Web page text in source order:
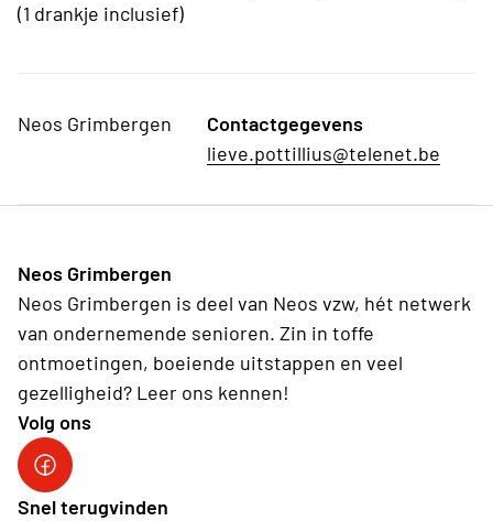
(1 drankje inclusief)
Neos Grimbergen
Contactgegevens
lieve.pottillius@telenet.be
Neos Grimbergen
Neos Grimbergen is deel van Neos vzw, hét netwerk
van ondernemende senioren. Zin in toffe
ontmoetingen, boeiende uitstappen en veel
gezelligheid? Leer ons kennen!
Volg ons
Neos FB
Snel terugvinden